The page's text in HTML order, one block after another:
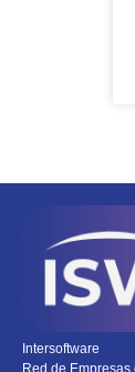
Intersoftware
Red de Empresas